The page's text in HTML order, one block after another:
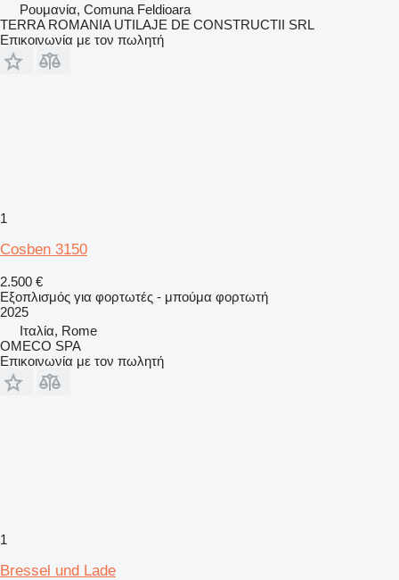
Ρουμανία, Comuna Feldioara
TERRA ROMANIA UTILAJE DE CONSTRUCTII SRL
Επικοινωνία με τον πωλητή
1
Cosben 3150
2.500 €
Εξοπλισμός για φορτωτές - μπούμα φορτωτή
2025
Ιταλία, Rome
OMECO SPA
Επικοινωνία με τον πωλητή
1
Bressel und Lade